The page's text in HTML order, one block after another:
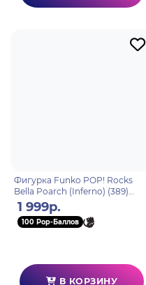
Фигурка Funko POP! Rocks
Bella Poarch (Inferno) (389)
75385
1 999р.
100 Pop-Баллов
В КОРЗИНУ